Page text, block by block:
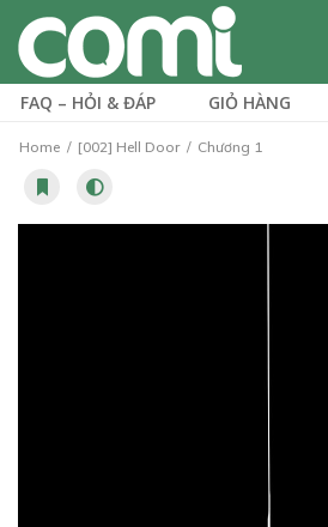
FAQ – HỎI & ĐÁP GIỎ HÀNG
Home [002] Hell Door Chương 1